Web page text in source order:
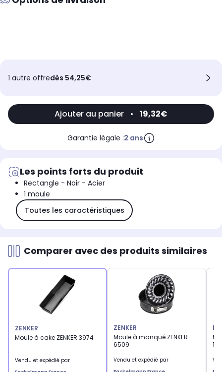
1 autre offredès 54,25€
Ajouter au panier • 19,32€
Garantie légale :2 ans
Les points forts du produit
Rectangle - Noir - Acier
1 moule
Toutes les caractéristiques
Comparer avec des produits similaires
ZENKER
Moule à cake ZENKER 3974
Vendu et expédié par
ZENKER
Moule à manqué ZENKER
6509
Vendu et expédié par